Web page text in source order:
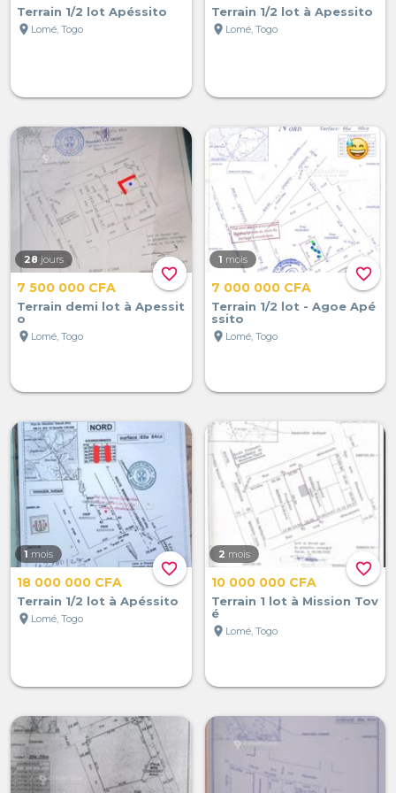
Terrain 1/2 lot Apéssito
location_on Lomé, Togo
Terrain 1/2 lot à Apessito
location_on Lomé, Togo
favorite_border
28 jours
7 500 000 CFA
Terrain demi lot à Apessit
o
location_on Lomé, Togo
favorite_border
1 mois
7 000 000 CFA
Terrain 1/2 lot - Agoe Apé
ssito
location_on Lomé, Togo
favorite_border
1 mois
18 000 000 CFA
Terrain 1/2 lot à Apéssito
location_on Lomé, Togo
favorite_border
2 mois
10 000 000 CFA
Terrain 1 lot à Mission Tov
é
location_on Lomé, Togo